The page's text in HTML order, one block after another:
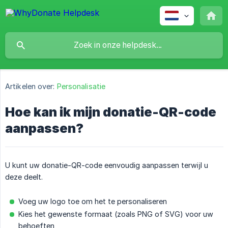
Artikelen over: Personalisatie
Hoe kan ik mijn donatie-QR-code
aanpassen?
U kunt uw donatie-QR-code eenvoudig aanpassen terwijl u
deze deelt.
Voeg uw logo toe om het te personaliseren
Kies het gewenste formaat (zoals PNG of SVG) voor uw
behoeften